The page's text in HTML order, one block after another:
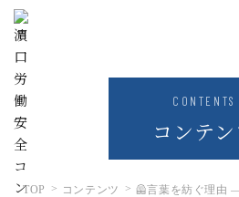
CONTENTS
コンテン
TOP コンテンツ 🦺言葉を紡ぐ理由